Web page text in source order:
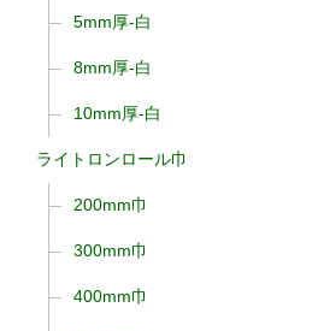
5mm厚-白
8mm厚-白
10mm厚-白
ライトロンロール巾
200mm巾
300mm巾
400mm巾